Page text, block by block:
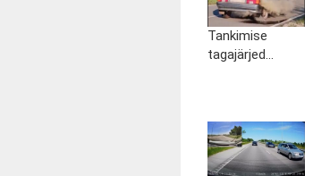
Tankimise
tagajärjed...